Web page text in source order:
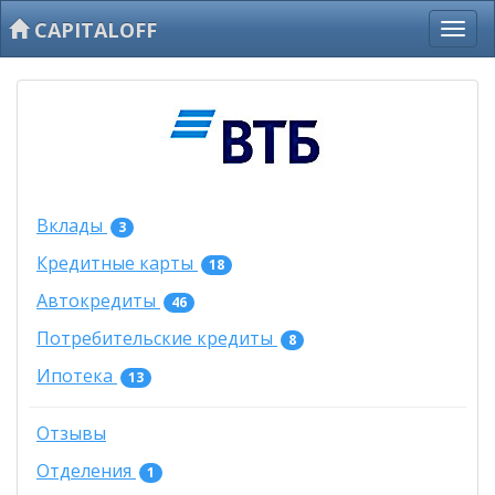
CAPITALOFF
Вклады 3
Кредитные карты 18
Автокредиты 46
Потребительские кредиты 8
Ипотека 13
Отзывы
Отделения
1